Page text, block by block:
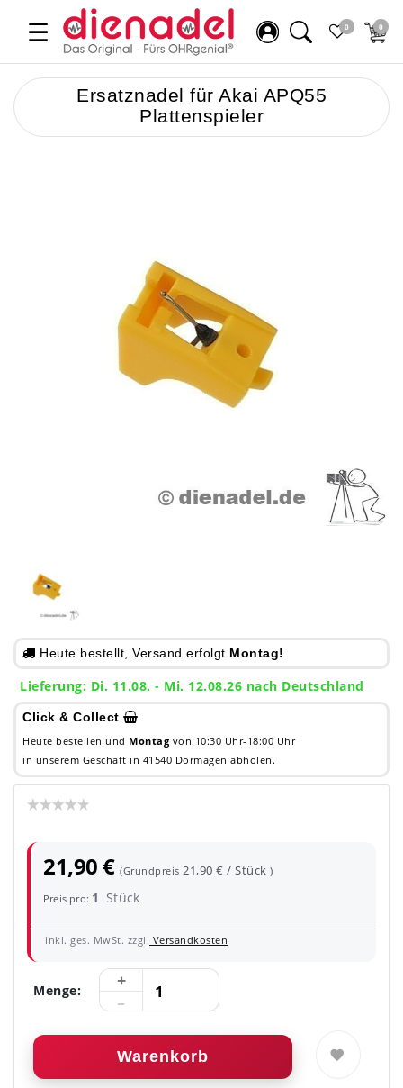
☰ 0 0
Ersatznadel für Akai APQ55
Plattenspieler
Heute bestellt, Versand erfolgt Montag!
Lieferung: Di. 11.08. - Mi. 12.08.26 nach Deutschland
Click & Collect
Heute bestellen und Montag von 10:30 Uhr-18:00 Uhr
in unserem Geschäft in 41540 Dormagen abholen.
21,90 €(Grundpreis21,90 € / Stück)
Preis pro: 1 Stück
inkl. ges. MwSt. zzgl. Versandkosten
Menge:
Warenkorb